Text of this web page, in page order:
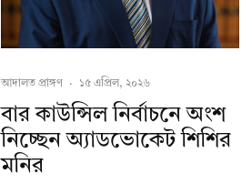
আদালত প্রাঙ্গণ · ১৫ এপ্রিল, ২০২৬
বার কাউন্সিল নির্বাচনে অংশ
নিচ্ছেন অ্যাডভোকেট শিশির
মনির